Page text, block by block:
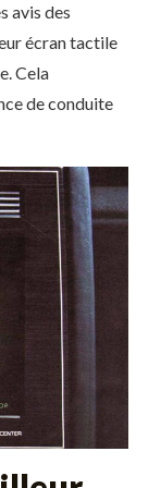
avis des
écran tactile
Cela
de conduite